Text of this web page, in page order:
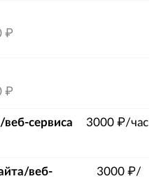
₽
₽
сервиса
3000 ₽/час
веб-
3000 ₽/